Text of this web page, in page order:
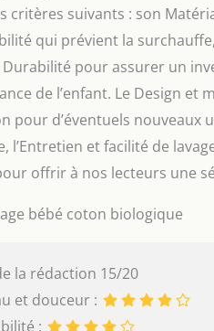
critères suivants : son
qui prévient la
pour assurer un
de l’enfant. Le Design
pour d’éventuels nouveaux
l’Entretien et facilité de
offrir à nos lecteurs une
bébé coton biologique
la rédaction 15/20
et douceur :
: